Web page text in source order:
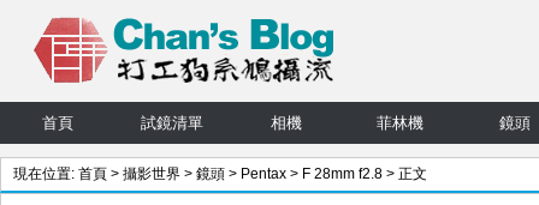
首頁 試鏡清單 相機 菲林機 鏡頭
現在位置: 首頁 > 攝影世界 > 鏡頭 > Pentax > F 28mm f2.8 > 正文